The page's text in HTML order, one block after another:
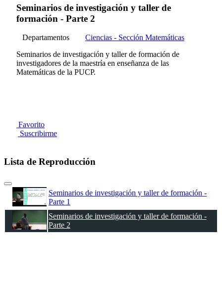
Seminarios de investigación y taller de
formación - Parte 2
Departamentos
Ciencias - Sección Matemáticas
Seminarios de investigación y taller de formación de
investigadores de la maestría en enseñanza de las
Matemáticas de la PUCP.
Favorito
Suscribirme
Lista de Reproducción
Seminarios de investigación y taller de formación -
Parte 1
Seminarios de investigación y taller de formación -
Parte 2